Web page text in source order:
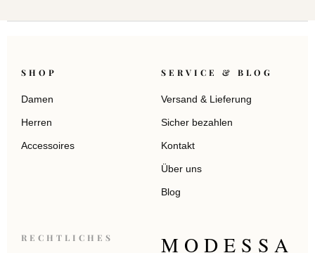
SHOP
Damen
Herren
Accessoires
SERVICE & BLOG
Versand & Lieferung
Sicher bezahlen
Kontakt
Über uns
Blog
RECHTLICHES MODESSA